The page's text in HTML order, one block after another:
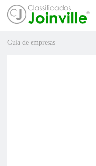
Guia de empresas